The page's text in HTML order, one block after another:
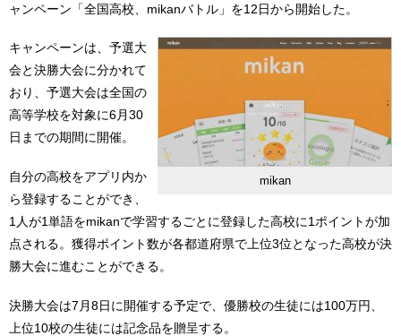
ャンペーン「全国高校、mikanバトル」を12日から開始した。
mikan
キャンペーンは、予選大
会と決勝大会に分かれて
おり、予選大会は全国の
高等学校を対象に6月30
日までの期間に開催。
自分の高校をアプリ内か
ら登録することができ、
1人が1単語をmikanで学習するごとに登録した高校に1ポイントが加
点される。獲得ポイント数が各都道府県で上位3位となった高校が決
勝大会に進むことができる。
決勝大会は7月8日に開催する予定で、優勝校の生徒には100万円、
上位10校の生徒には記念品を贈呈する。